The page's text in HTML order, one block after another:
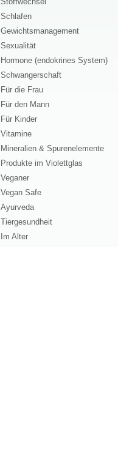
Schlafen
Gewichtsmanagement
Sexualität
Hormone (endokrines System)
Schwangerschaft
Für die Frau
Für den Mann
Für Kinder
Vitamine
Mineralien & Spurenelemente
Produkte im Violettglas
Veganer
Vegan Safe
Ayurveda
Tiergesundheit
Im Alter